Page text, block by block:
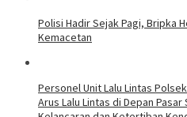
Polisi Hadir Sejak Pagi, Bripka
Kemacetan
Personel Unit Lalu Lintas
Arus Lalu Lintas di Depan